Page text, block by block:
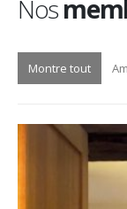
Nos
Montre tout